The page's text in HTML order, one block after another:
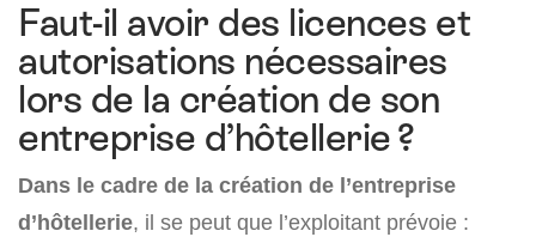
Faut-il avoir des licences et
autorisations nécessaires
lors de la création de son
entreprise d’hôtellerie ?
Dans le cadre de la création de l’entreprise
d’hôtellerie, il se peut que l’exploitant prévoie :